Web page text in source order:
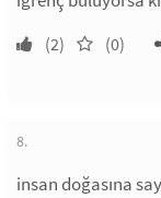
(2) (0)
8.
insan doğasına